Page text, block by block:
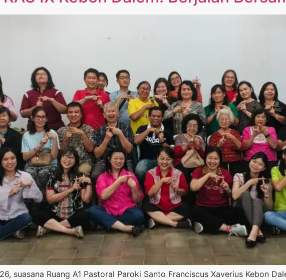
suasana Ruang A1 Pastoral Paroki Santo Franciscus Xaverius Kebon